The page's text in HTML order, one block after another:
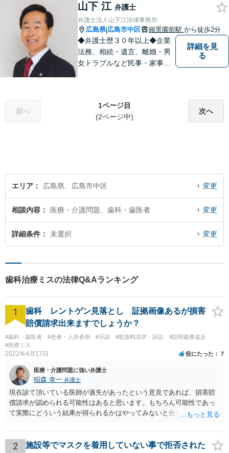
と思っています。少しでも何
か気になることがありました
ら、お気軽にご相談くださ
い。
山下 江 弁護士
弁護士法人山下江法律事務所
広島県|広島市中区 縮景園前駅 から徒歩2分
◆弁護士歴３０年以上◆企業
法務、相続・遺言、離婚・男
女トラブルなど民事・家事事
電話／オンライン相談可◆相
談実績39,000件以上（事務所
詳細を見
る
前へ
1ページ目
(2ページ中)
次へ
エリア 広島県、広島市中区 変更
相談内容 医療・介護問題、歯科・歯医者 変更
詳細条件 未選択 変更
歯科治療ミスの法律Q&Aランキング
1
歯科 レントゲン見落とし 証拠画像あるが損害
賠償請求出来ますでしょうか？
#歯科・歯医者 #患者・入所者側 #示談 #慰謝料請求・訴訟
#説明義務違反
#医療ミス
2022年4月17日 役にたった 7
医療・介護問題に強い弁護士
稲森 幸一 弁護士
現在診て頂いている医師が過失があったという意見であれば、損害賠
償請求が認められる可能性はあると思います。もちろん可能性であっ
て実際にどういう結果が得られるかはやってみないと分かりません
療費や精神的苦痛を受けた分の慰謝料や仕事に影響があれば休業損害
などが考えられます。 頑張ってください。
2 施設等でマスクを着用していない事で拒否された